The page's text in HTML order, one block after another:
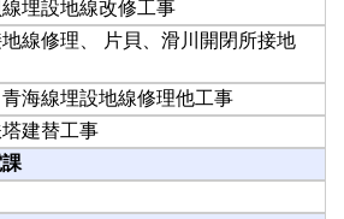
埋設地線改修工事
線修理、 片貝、滑川開閉所接地
海線埋設地線修理他工事
建替工事